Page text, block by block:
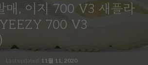
매, 이지 700 V3 새플라
700 V3
Last updated 11월 11, 2020